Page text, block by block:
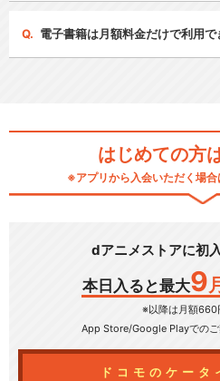
電子書籍は月額料金だけで利用で
はじめての方
※アプリから入会いただく場
dアニメストアに初
本日入ると最大9
※以降は月額660
App Store/Google Playでの
ドコモのケータ